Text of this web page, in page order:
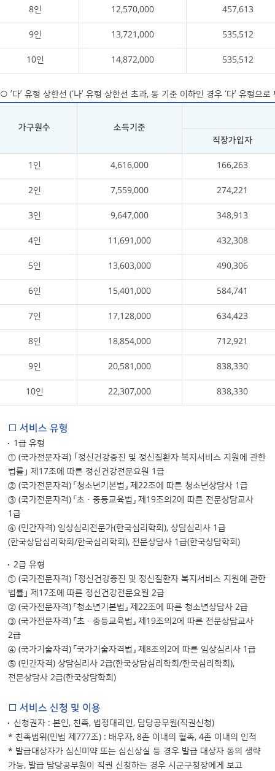
8인 12,570,000 457,613
9인 13,721,000 535,512
10인 14,872,000 535,512
○ ’다’ 유형 상한선 (‘나’ 유형 상한선 초과, 동 기준 이하인 경우 ‘다’ 유형으
가구원수
소득기준
직장가입자
1인 4,616,000 166,263
2인 7,559,000 274,221
3인 9,647,000 348,913
4인 11,691,000 432,308
5인 13,603,000 490,306
6인 15,401,000 584,741
7인 17,128,000 634,423
8인 18,854,000 712,921
9인 20,581,000 838,330
10인 22,307,000 838,330
□ 서비스 유형
1급 유형
① (국가전문자격) ｢정신건강증진 및 정신질환자 복지서비스 지원에 관한
법률｣ 제17조에 따른 정신건강전문요원 1급
② (국가전문자격) 「청소년기본법」 제22조에 따른 청소년상담사 1급
③ (국가전문자격) 「초·중등교육법」 제19조의2에 따른 전문상담교사
1급
④ (민간자격) 임상심리전문가(한국심리학회), 상담심리사 1급
(한국상담심리학회/한국심리학회), 전문상담사 1급(한국상담학회)
2급 유형
① (국가전문자격) ｢정신건강증진 및 정신질환자 복지서비스 지원에 관한
법률｣ 제17조에 따른 정신건강전문요원 2급
② (국가전문자격) 「청소년기본법」 제22조에 따른 청소년상담사 2급
③ (국가전문자격) 「초·중등교육법」 제19조의2에 따른 전문상담교사
2급
④ (국가기술자격) 「국가기술자격법」 제8조의2에 따른 임상심리사 1급
⑤ (민간자격) 상담심리사 2급(한국상담심리학회/한국심리학회),
전문상담사 2급(한국상담학회)
□ 서비스 신청 및 이용
신청권자 : 본인, 친족, 법정대리인, 담당공무원(직권신청)
* 친족범위(민법 제777조) : 배우자, 8촌 이내의 혈족, 4촌 이내의 인척
* 발급대상자가 심신미약 또는 심신상실 등 경우 발급 대상자 동의 생략
가능, 발급 담당공무원이 직권 신청하는 경우 시군구청장에게 보고